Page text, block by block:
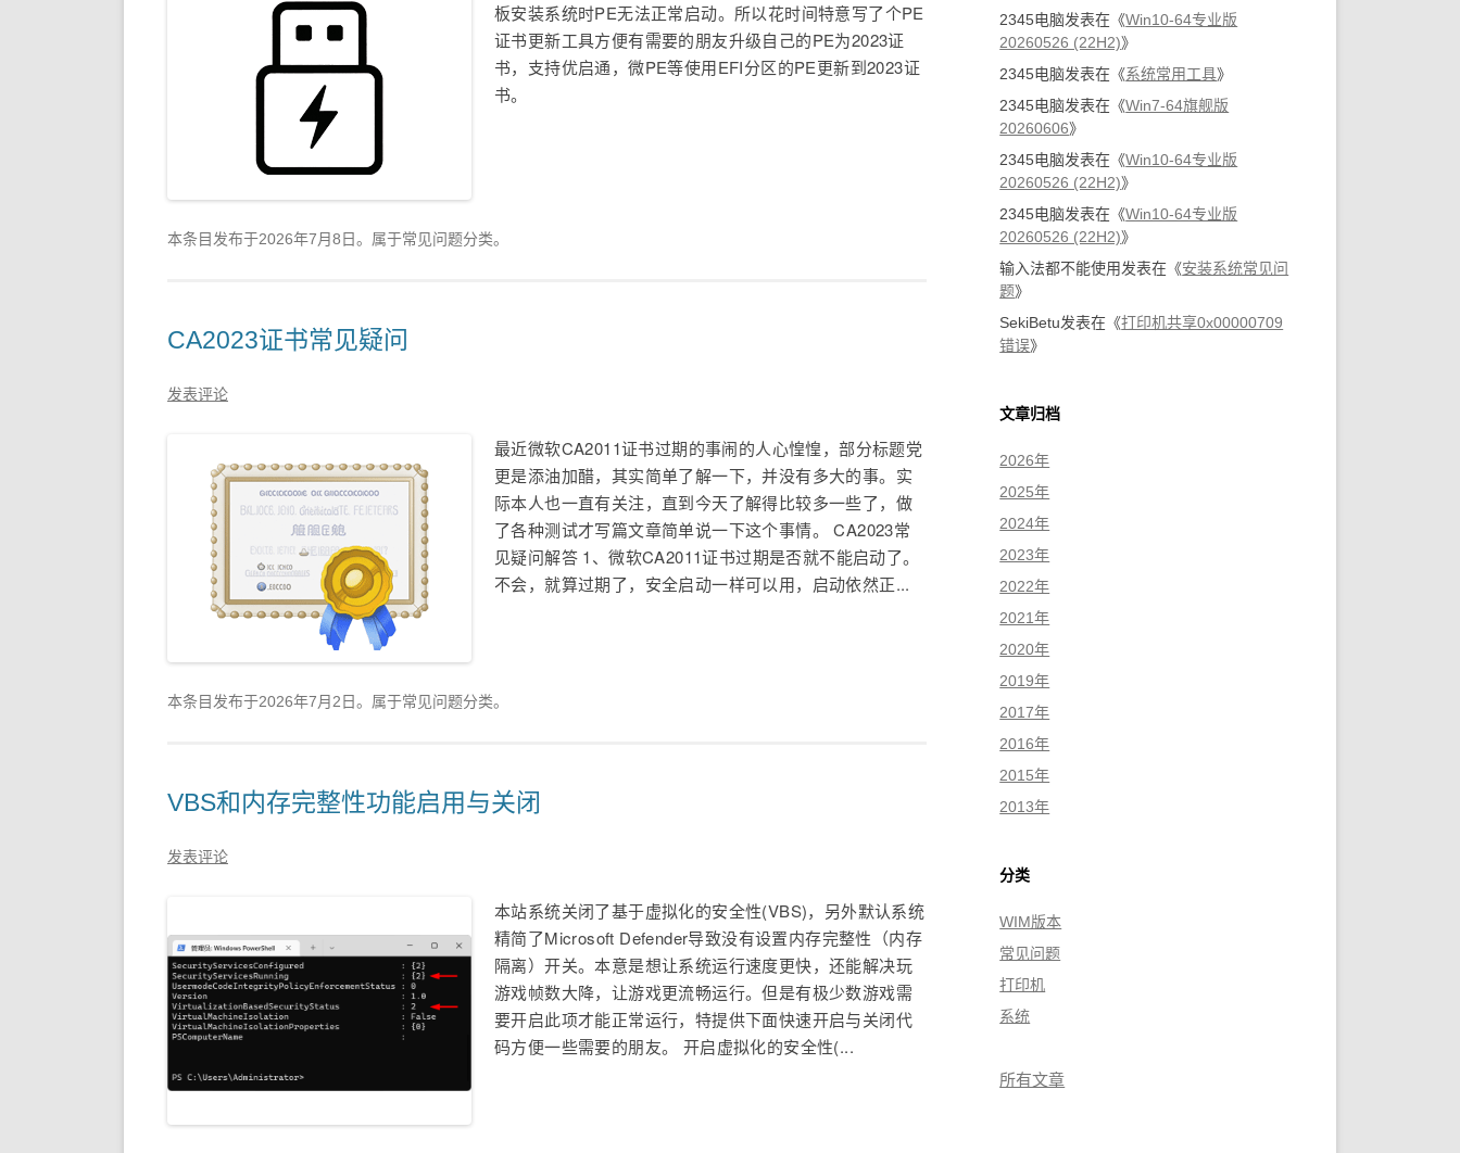
板安装系统时PE无法正常启动。所以花时间特意写了个PE
证书更新工具方便有需要的朋友升级自己的PE为2023证
书，支持优启通，微PE等使用EFI分区的PE更新到2023证
书。
本条目发布于2026年7月8日。属于常见问题分类。
CA2023证书常见疑问
发表评论
最近微软CA2011证书过期的事闹的人心惶惶，部分标题党
更是添油加醋，其实简单了解一下，并没有多大的事。实
际本人也一直有关注，直到今天了解得比较多一些了，做
了各种测试才写篇文章简单说一下这个事情。 CA2023常
见疑问解答 1、微软CA2011证书过期是否就不能启动了。
不会，就算过期了，安全启动一样可以用，启动依然正...
本条目发布于2026年7月2日。属于常见问题分类。
VBS和内存完整性功能启用与关闭
发表评论
本站系统关闭了基于虚拟化的安全性(VBS)，另外默认系统
精简了Microsoft Defender导致没有设置内存完整性（内存
隔离）开关。本意是想让系统运行速度更快，还能解决玩
游戏帧数大降，让游戏更流畅运行。但是有极少数游戏需
要开启此项才能正常运行，特提供下面快速开启与关闭代
码方便一些需要的朋友。 开启虚拟化的安全性(...
2345电脑发表在《Win10-64专业版
20260526 (22H2)》
2345电脑发表在《系统常用工具》
2345电脑发表在《Win7-64旗舰版
20260606》
2345电脑发表在《Win10-64专业版
20260526 (22H2)》
2345电脑发表在《Win10-64专业版
20260526 (22H2)》
输入法都不能使用发表在《安装系统常见问
题》
SekiBetu发表在《打印机共享0x00000709
错误》
文章归档
2026年
2025年
2024年
2023年
2022年
2021年
2020年
2019年
2017年
2016年
2015年
2013年
分类
WIM版本
常见问题
打印机
系统
所有文章